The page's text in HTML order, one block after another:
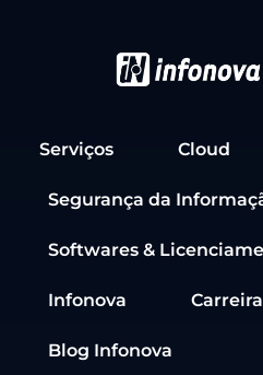
Serviços Cloud
Segurança da
Softwares &
Infonova
Blog Infonova